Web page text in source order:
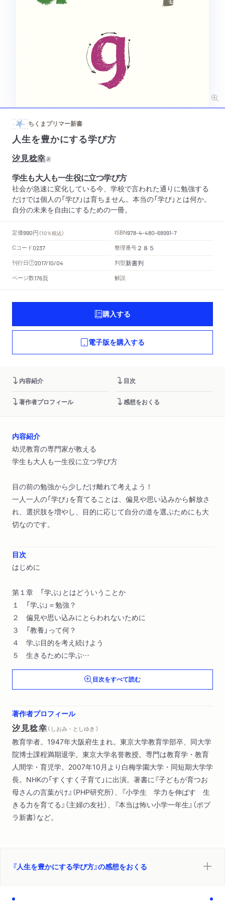
ちくまプリマー新書
人生を豊かにする学び方
汐見稔幸著
学生も大人も一生役に立つ学び方
社会が急速に変化している今、学校で言われた通りに勉強する
だけでは個人の「学び」は育ちません。本当の「学び」とは何か。
自分の未来を自由にするための一冊。
定価990円 （10％税込） ISBN978-4-480-68991-7
Cコード0237 整理番号 ２８５
刊行日 2017/10/04 判型新書判
ページ数176頁 解説
購入する
電子版を購入する
内容紹介 目次
著作者プロフィール 感想をおくる
内容紹介
幼児教育の専門家が教える
学生も大人も一生役に立つ学び方
目の前の勉強から少しだけ離れて考えよう！
一人一人の「学び」を育てることは、偏見や思い込みから解放さ
れ、選択肢を増やし、目的に応じて自分の道を選ぶためにも大
切なのです。
目次
はじめに
第１章 「学ぶ」とはどういうことか
１ 「学ぶ」＝勉強？
２ 偏見や思い込みにとらわれないために
３ 「教養」って何？
４ 学ぶ目的を考え続けよう
５ 生きるために学ぶ
第２章 自分の「好き」を見つける
１ 何を学べばいいの？
３ 受験勉強は自分探しの時間
第３章 「学び」上手になろう
１ 新しい「学び」の時代
２ 二一世紀に必要な知性
３ 人生を豊かにする「学び」とは
あとがきにかえて
目次をすべて読む
著作者プロフィール
汐見稔幸（ しおみ・としゆき ）
教育学者。1947年大阪府生まれ。東京大学教育学部卒、同大学
院博士課程満期退学。東京大学名誉教授。専門は教育学・教育
人間学・育児学。2007年10月より白梅学園大学・同短期大学学
長。NHKの「すくすく子育て」に出演。著書に『子どもが育つお
母さんの言葉がけ』（PHP研究所）、『小学生 学力を伸ばす 生
きる力を育てる』（主婦の友社）、『本当は怖い小学一年生』（ポプ
ラ新書）など。
『人生を豊かにする学び方』の感想をおくる